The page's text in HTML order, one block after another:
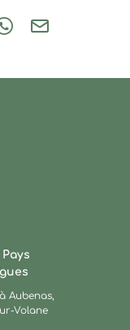
Facebook
sur X / Twitter
Partager sur
Partager par
Aubenas,
Volane